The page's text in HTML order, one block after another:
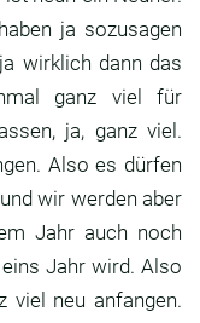
ja sozusagen
wirklich dann das
ganz viel für
ja, ganz viel.
Also es dürfen
und wir werden aber
Jahr auch noch
Jahr wird.Also
viel neu anfangen.